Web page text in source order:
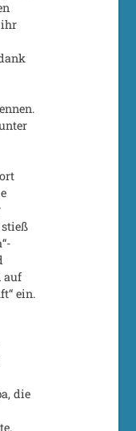
ihr
auf
ein.
die